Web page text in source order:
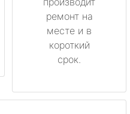
ремонт на
месте и в
короткий
срок.